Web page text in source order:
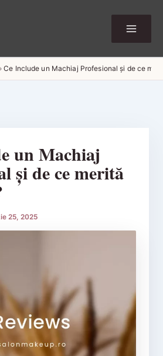
Ce Include un Machiaj Profesional și de ce
un Machiaj
și de ce merită
25, 2025